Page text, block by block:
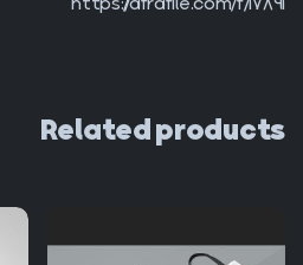
Related products